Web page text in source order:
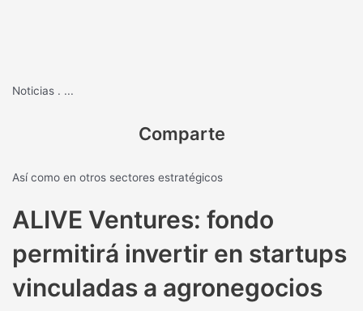
Noticias . ...
Comparte
Así como en otros sectores estratégicos
ALIVE Ventures: fondo
permitirá invertir en startups
vinculadas a agronegocios